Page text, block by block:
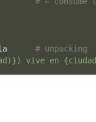
= fila
# unpacking
) vive en